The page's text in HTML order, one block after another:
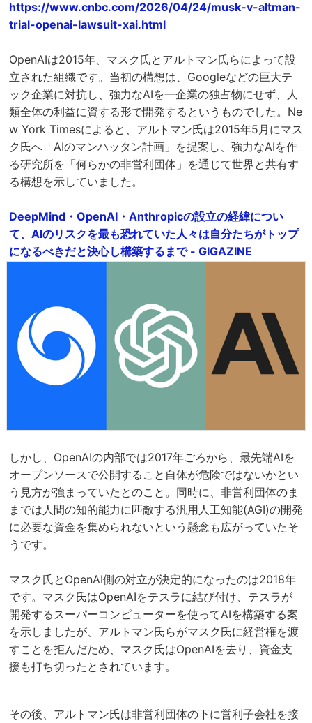
https://www.cnbc.com/2026/04/24/musk-v-altman-
trial-openai-lawsuit-xai.html
OpenAIは2015年、マスク氏とアルトマン氏らによって設
立された組織です。当初の構想は、Googleなどの巨大テ
ック企業に対抗し、強力なAIを一企業の独占物にせず、人
類全体の利益に資する形で開発するというものでした。Ne
w York Timesによると、アルトマン氏は2015年5月にマス
ク氏へ「AIのマンハッタン計画」を提案し、強力なAIを作
る研究所を「何らかの非営利団体」を通じて世界と共有す
る構想を示していました。
DeepMind・OpenAI・Anthropicの設立の経緯につい
て、AIのリスクを最も恐れていた人々は自分たちがトップ
になるべきだと決心し構築するまで - GIGAZINE
しかし、OpenAIの内部では2017年ごろから、最先端AIを
オープンソースで公開すること自体が危険ではないかとい
う見方が強まっていたとのこと。同時に、非営利団体のま
までは人間の知的能力に匹敵する汎用人工知能(AGI)の開発
に必要な資金を集められないという懸念も広がっていたそ
うです。
マスク氏とOpenAI側の対立が決定的になったのは2018年
です。マスク氏はOpenAIをテスラに結び付け、テスラが
開発するスーパーコンピューターを使ってAIを構築する案
を示しましたが、アルトマン氏らがマスク氏に経営権を渡
すことを拒んだため、マスク氏はOpenAIを去り、資金支
援も打ち切ったとされています。
その後、アルトマン氏は非営利団体の下に営利子会社を接